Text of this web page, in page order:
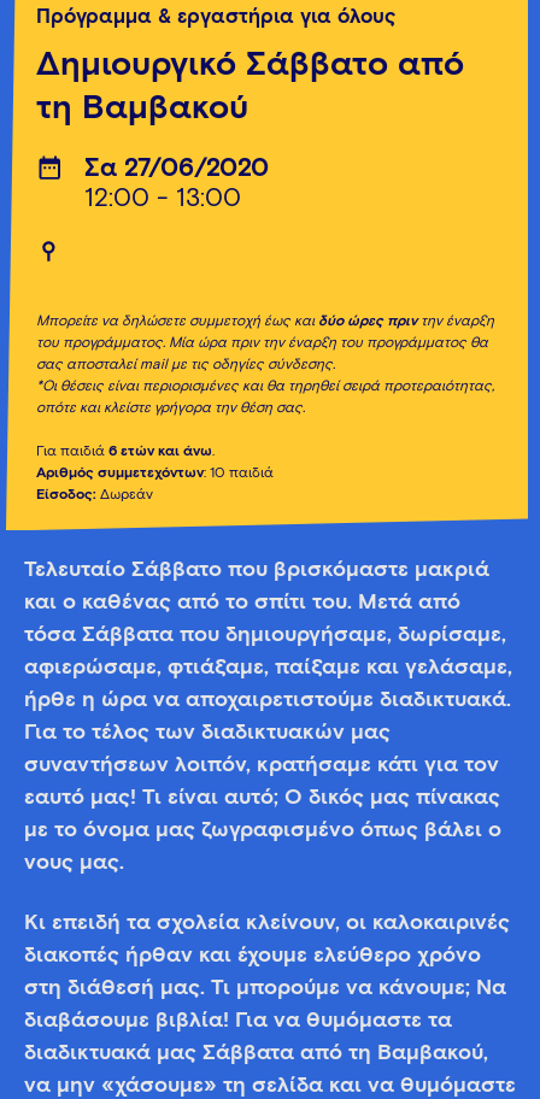
Πρόγραμμα & εργαστήρια για όλους
Δημιουργικό Σάββατο από
τη Βαμβακού
Σα 27/06/2020
12:00 - 13:00
Μπορείτε να δηλώσετε συμμετοχή έως και δύο ώρες πριντην έναρξη
του προγράμματος. Μία ώρα πριν την έναρξη του προγράμματος θα
σας αποσταλεί mail με τις οδηγίες σύνδεσης.
*Οι θέσεις είναι περιορισμένες και θα τηρηθεί σειρά προτεραιότητας,
οπότε και κλείστε γρήγορα την θέση σας.
Για παιδιά 6 ετών και άνω.
Αριθμός συμμετεχόντων: 10 παιδιά
Είσοδος: Δωρεάν
Τελευταίο Σάββατο που βρισκόμαστε μακριά
και ο καθένας από το σπίτι του. Μετά από
τόσα Σάββατα που δημιουργήσαμε, δωρίσαμε,
αφιερώσαμε, φτιάξαμε, παίξαμε και γελάσαμε,
ήρθε η ώρα να αποχαιρετιστούμε διαδικτυακά.
Για το τέλος των διαδικτυακών μας
συναντήσεων λοιπόν, κρατήσαμε κάτι για τον
εαυτό μας! Τι είναι αυτό; Ο δικός μας πίνακας
με το όνομα μας ζωγραφισμένο όπως βάλει ο
νους μας.
Κι επειδή τα σχολεία κλείνουν, οι καλοκαιρινές
διακοπές ήρθαν και έχουμε ελεύθερο χρόνο
στη διάθεσή μας. Τι μπορούμε να κάνουμε; Να
διαβάσουμε βιβλία! Για να θυμόμαστε τα
διαδικτυακά μας Σάββατα από τη Βαμβακού,
να μην «χάσουμε» τη σελίδα και να θυμόμαστε